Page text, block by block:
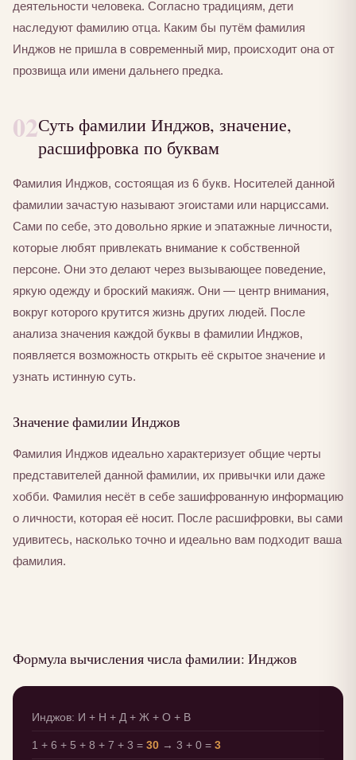
деятельности человека. Согласно традициям, дети
наследуют фамилию отца. Каким бы путём фамилия
Инджов не пришла в современный мир, происходит она от
прозвища или имени дальнего предка.
02Суть фамилии Инджов, значение,
расшифровка по буквам
Фамилия Инджов, состоящая из 6 букв. Носителей данной
фамилии зачастую называют эгоистами или нарциссами.
Сами по себе, это довольно яркие и эпатажные личности,
которые любят привлекать внимание к собственной
персоне. Они это делают через вызывающее поведение,
яркую одежду и броский макияж. Они — центр внимания,
вокруг которого крутится жизнь других людей. После
анализа значения каждой буквы в фамилии Инджов,
появляется возможность открыть её скрытое значение и
узнать истинную суть.
Значение фамилии Инджов
Фамилия Инджов идеально характеризует общие черты
представителей данной фамилии, их привычки или даже
хобби. Фамилия несёт в себе зашифрованную информацию
о личности, которая её носит. После расшифровки, вы сами
удивитесь, насколько точно и идеально вам подходит ваша
фамилия.
Формула вычисления числа фамилии: Инджов
Инджов: И + Н + Д + Ж + О + В
1 + 6 + 5 + 8 + 7 + 3 = 30 → 3 + 0 = 3